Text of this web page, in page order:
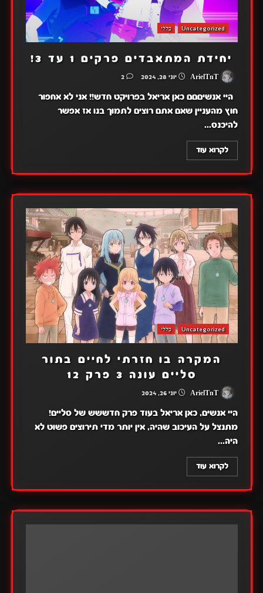
Uncategorized כללי
יחידת המתאבדים פרקים 1 עד 3!
ArielTnT יוני 28, 2024 2
היי אנשיםםם כאן אריאל בפרויקט חדש!! אני לא אחפור
חוץ מהעניין שאם אתם רוצים לתמוך בנו אז אפשר
להיכנס...
לקרוא עוד
Uncategorized כללי
המקרה בו חזרתי לחיים בתור
סליים עונה 3 פרק 12
ArielTnT יוני 26, 2024
היי אנשים, כאן אריאל בעוד פרק חדששש של סליים!
מתנצל על העיכוב שהיה, אין יותר מדי תירוצים פשוט לא
היה...
לקרוא עוד